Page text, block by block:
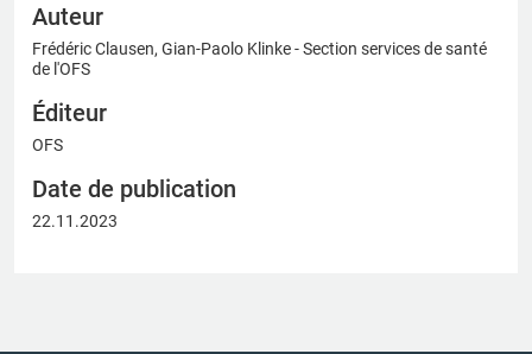
Auteur
Frédéric Clausen, Gian-Paolo Klinke - Section services de santé
de l'OFS
Éditeur
OFS
Date de publication
22.11.2023